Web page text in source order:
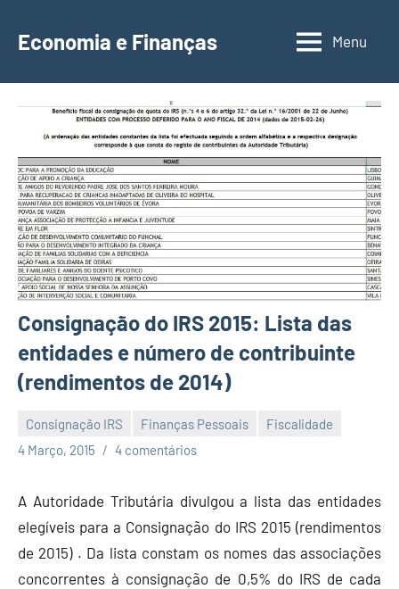
para
conteúdo
Economia e Finanças
Depósitos
Finanças
Pessoais,
Calendários
Menu
Consignação do IRS 2015: Lista das
entidades e número de contribuinte
(rendimentos de 2014)
Consignação IRS Finanças Pessoais
Fiscalidade
4 Março, 2015
Economia
Finanças
4 comentários
A Autoridade Tributária divulgou a lista das entidades
elegíveis para a Consignação do IRS 2015 (rendimentos
de 2015) . Da lista constam os nomes das associações
concorrentes à consignação de 0,5% do IRS de cada